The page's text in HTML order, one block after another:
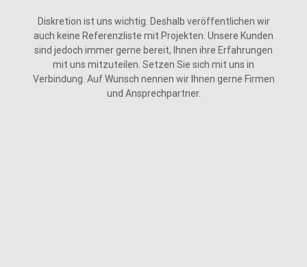
Diskretion ist uns wichtig. Deshalb veröffentlichen wir
auch keine Referenzliste mit Projekten. Unsere Kunden
sind jedoch immer gerne bereit, Ihnen ihre Erfahrungen
mit uns mitzuteilen. Setzen Sie sich mit uns in
Verbindung. Auf Wunsch nennen wir Ihnen gerne Firmen
und Ansprechpartner.